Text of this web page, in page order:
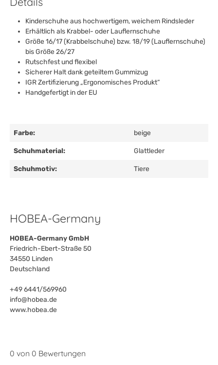
Kinderschuhe aus hochwertigem, weichem Rindsleder
Erhältlich als Krabbel- oder Lauflernschuhe
Größe 16/17 (Krabbelschuhe) bzw. 18/19 (Lauflernschuhe)
bis Größe 26/27
Rutschfest und flexibel
Sicherer Halt dank geteiltem Gummizug
IGR Zertifizierung „Ergonomisches Produkt“
Handgefertigt in der EU
Farbe: beige
Schuhmaterial: Glattleder
Schuhmotiv: Tiere
HOBEA-Germany
HOBEA-Germany GmbH
Friedrich-Ebert-Straße 50
34550 Linden
Deutschland
+49 6441/569960
info@hobea.de
www.hobea.de
0 von 0 Bewertungen